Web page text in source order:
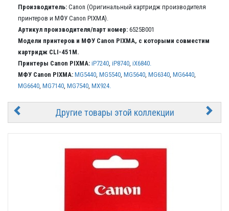
Производитель: Canon (Оригинальный картридж производителя
принтеров и МФУ Canon PIXMA).
Артикул производителя/парт номер: 6525B001
Модели принтеров и МФУ Canon PIXMA, с которыми совместим
картридж CLI-451M.
Принтеры Canon PIXMA: iP7240 iP8740 iX6840.
МФУ Canon PIXMA: MG5440 MG5540 MG5640 MG6340 MG6440
MG6640 MG7140 MG7540 MX924.
Другие товары этой коллекции